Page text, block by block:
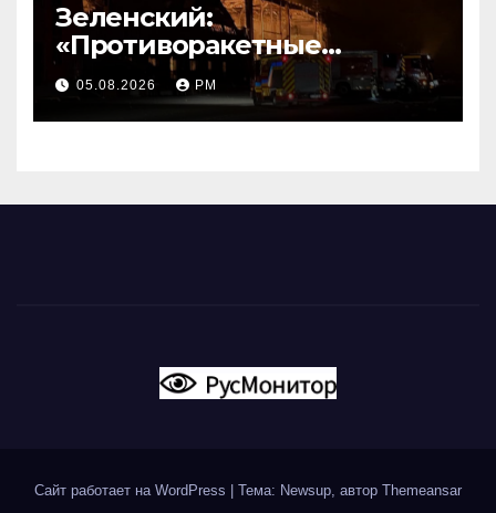
Зеленский:
«Противоракетные
средства могли бы спасти
погибших сегодня»
05.08.2026 РМ
Сайт работает на WordPress Тема: Newsup, автор Themeansar